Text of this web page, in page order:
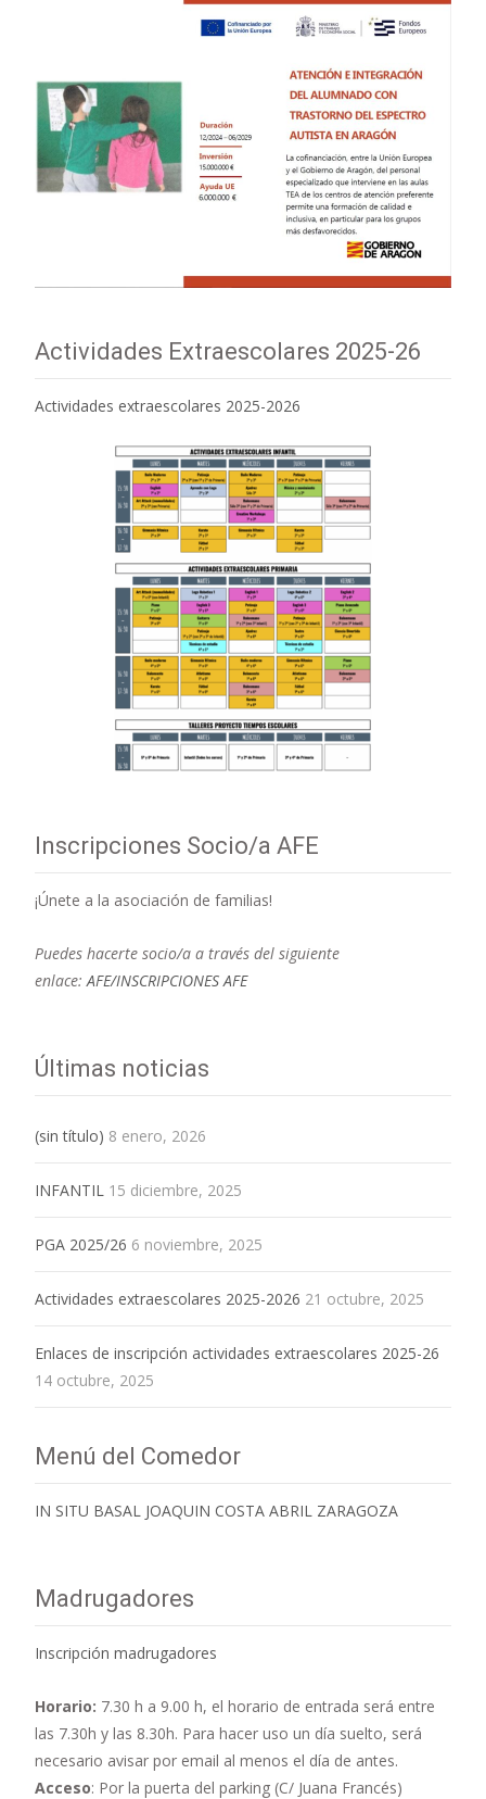
Actividades Extraescolares 2025-26
Actividades extraescolares 2025-2026
Inscripciones Socio/a AFE
¡Únete a la asociación de familias!
Puedes hacerte socio/a a través del siguiente
enlace: AFE/INSCRIPCIONES AFE
Últimas noticias
(sin título) 8 enero, 2026
INFANTIL 15 diciembre, 2025
PGA 2025/26 6 noviembre, 2025
Actividades extraescolares 2025-2026 21 octubre, 2025
Enlaces de inscripción actividades extraescolares 2025-26
14 octubre, 2025
Menú del Comedor
IN SITU BASAL JOAQUIN COSTA ABRIL ZARAGOZA
Madrugadores
Inscripción madrugadores
Horario: 7.30 h a 9.00 h, el horario de entrada será entre
las 7.30h y las 8.30h. Para hacer uso un día suelto, será
necesario avisar por email al menos el día de antes.
Acceso: Por la puerta del parking (C/ Juana Francés)